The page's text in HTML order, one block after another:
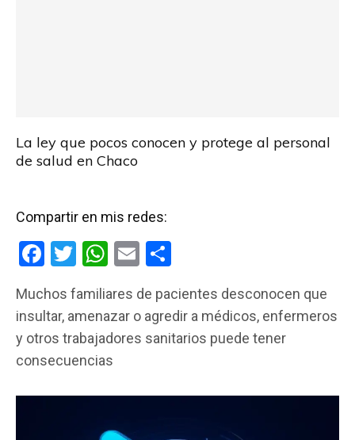
La ley que pocos conocen y protege al personal
de salud en Chaco
Compartir en mis redes:
F
ce
b
o
k
T
tt
er
W
at
s
A
p
E
ail m
p
Muchos familiares de pacientes desconocen que
insultar, amenazar o agredir a médicos, enfermeros
y otros trabajadores sanitarios puede tener
consecuencias